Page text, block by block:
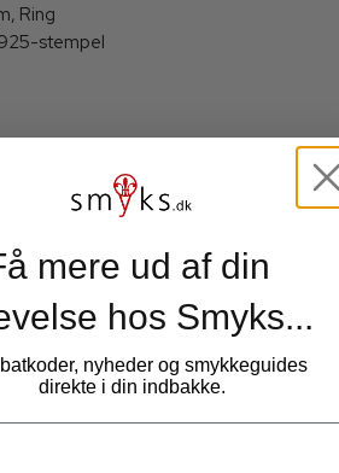
Ring
stempel
mm, 1 sæt.
mere ud af din
hos Smyks...
nyheder og smykkeguides
direkte i din indbakke.